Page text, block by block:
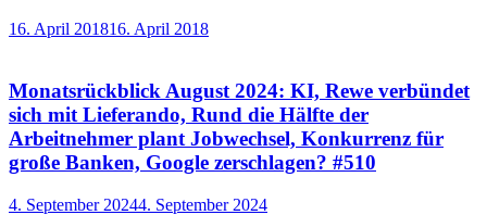
16. April 201816. April 2018
Monatsrückblick August 2024: KI, Rewe verbündet
sich mit Lieferando, Rund die Hälfte der
Arbeitnehmer plant Jobwechsel, Konkurrenz für
große Banken, Google zerschlagen? #510
4. September 20244. September 2024